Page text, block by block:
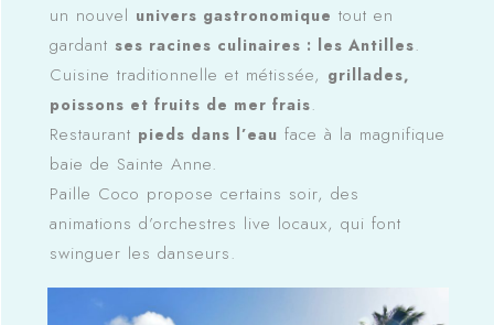
un nouvel univers gastronomique tout en
gardant ses racines culinaires : les Antilles.
Cuisine traditionnelle et métissée, grillades,
poissons et fruits de mer frais.
Restaurant pieds dans l’eau face à la magnifique
baie de Sainte Anne.
Paille Coco propose certains soir, des
animations d’orchestres live locaux, qui font
swinguer les danseurs.